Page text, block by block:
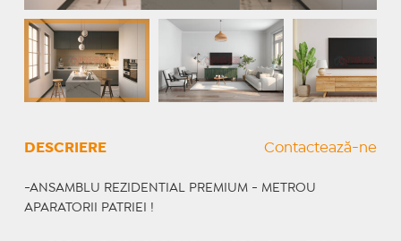
DESCRIERE Contactează-ne
-ANSAMBLU REZIDENTIAL PREMIUM - METROU
APARATORII PATRIEI !